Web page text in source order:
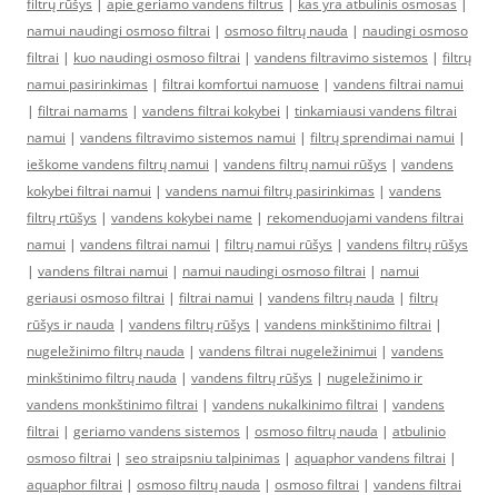
filtrų rūšys | apie geriamo vandens filtrus | kas yra atbulinis osmosas |
namui naudingi osmoso filtrai | osmoso filtrų nauda | naudingi osmoso
filtrai | kuo naudingi osmoso filtrai | vandens filtravimo sistemos | filtrų
namui pasirinkimas | filtrai komfortui namuose | vandens filtrai namui
| filtrai namams | vandens filtrai kokybei | tinkamiausi vandens filtrai
namui | vandens filtravimo sistemos namui | filtrų sprendimai namui |
ieškome vandens filtrų namui | vandens filtrų namui rūšys | vandens
kokybei filtrai namui | vandens namui filtrų pasirinkimas | vandens
filtrų rtūšys | vandens kokybei name | rekomenduojami vandens filtrai
namui | vandens filtrai namui | filtrų namui rūšys | vandens filtrų rūšys
| vandens filtrai namui | namui naudingi osmoso filtrai | namui
geriausi osmoso filtrai | filtrai namui | vandens filtrų nauda | filtrų
rūšys ir nauda | vandens filtrų rūšys | vandens minkštinimo filtrai |
nugeležinimo filtrų nauda | vandens filtrai nugeležinimui | vandens
minkštinimo filtrų nauda | vandens filtrų rūšys | nugeležinimo ir
vandens monkštinimo filtrai | vandens nukalkinimo filtrai | vandens
filtrai | geriamo vandens sistemos | osmoso filtrų nauda | atbulinio
osmoso filtrai | seo straipsniu talpinimas | aquaphor vandens filtrai |
aquaphor filtrai | osmoso filtrų nauda | osmoso filtrai | vandens filtrai